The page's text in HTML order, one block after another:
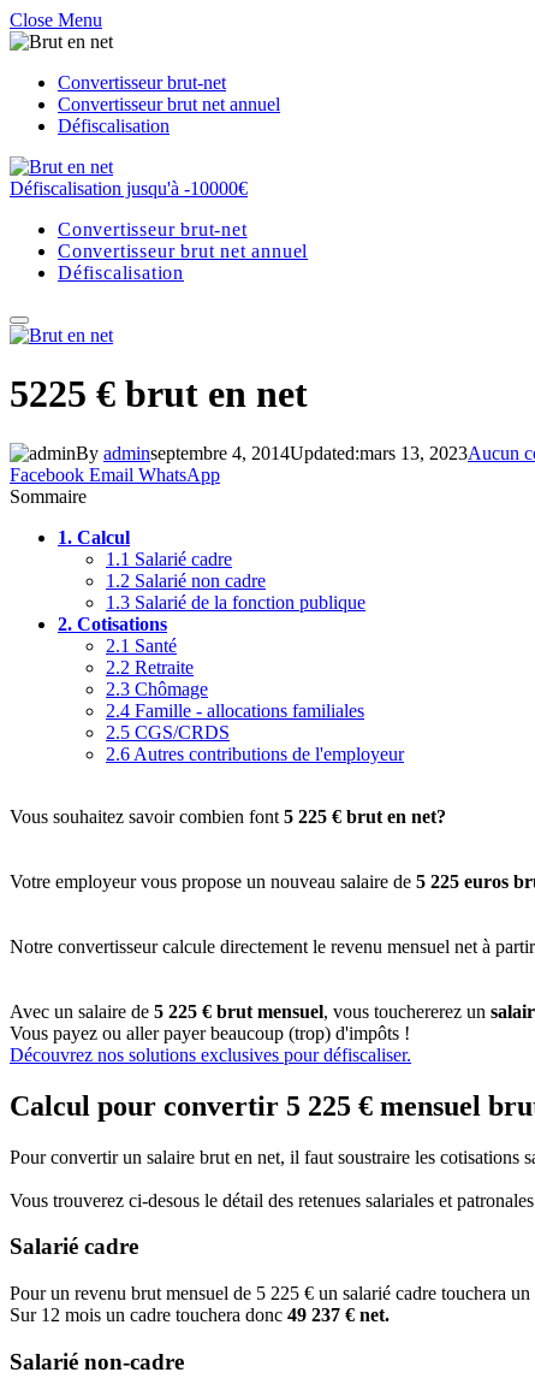
Close Menu
Convertisseur brut-net
Convertisseur brut net annuel
Défiscalisation
Défiscalisation jusqu'à -10000€
Convertisseur brut-net
Convertisseur brut net annuel
Défiscalisation
5225 € brut en net
By adminseptembre 4, 2014Updated:mars 13, 2023Aucun
Facebook Email WhatsApp
Sommaire
1. Calcul
1.1 Salarié cadre
1.2 Salarié non cadre
1.3 Salarié de la fonction publique
2. Cotisations
2.1 Santé
2.2 Retraite
2.3 Chômage
2.4 Famille - allocations familiales
2.5 CGS/CRDS
2.6 Autres contributions de l'employeur
Vous souhaitez savoir combien font 5 225 € brut en net?
Votre employeur vous propose un nouveau salaire de 5 225 euros
Notre convertisseur calcule directement le revenu mensuel net à
Avec un salaire de 5 225 € brut mensuel, vous touchererez un
Vous payez ou aller payer beaucoup (trop) d'impôts !
Découvrez nos solutions exclusives pour défiscaliser.
Calcul pour convertir 5 225 € mensuel
Pour convertir un salaire brut en net, il faut soustraire les cotisations
Vous trouverez ci-desous le détail des retenues salariales et
Salarié cadre
Pour un revenu brut mensuel de 5 225 € un salarié cadre touchera un
Sur 12 mois un cadre touchera donc 49 237 € net.
Salarié non-cadre